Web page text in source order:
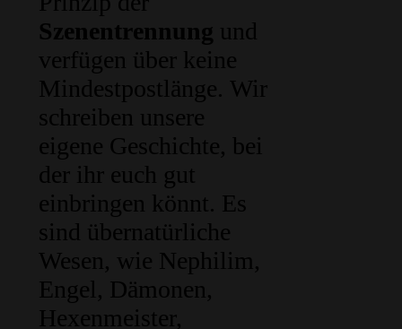
Szenentrennung und
verfügen über keine
Mindestpostlänge. Wir
schreiben unsere
eigene Geschichte, bei
der ihr euch gut
einbringen könnt. Es
sind übernatürliche
Wesen, wie Nephilim,
Engel, Dämonen,
Hexenmeister,